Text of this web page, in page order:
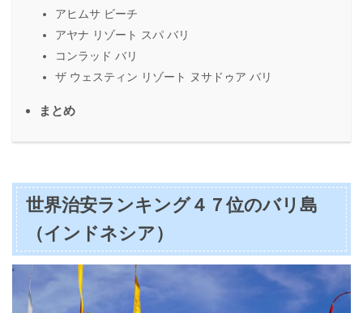
アヒムサ ビーチ
アヤナ リゾート スパ バリ
コンラッド バリ
ザ ウェスティン リゾート ヌサドゥア バリ
まとめ
世界治安ランキング４７位のバリ島
（インドネシア）